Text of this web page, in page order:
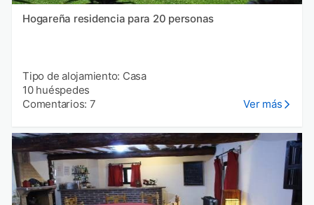
Hogareña residencia para 20 personas
Tipo de alojamiento: Casa
10 huéspedes
Comentarios: 7
Ver más